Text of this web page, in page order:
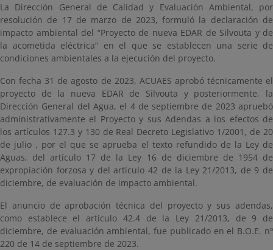
La Dirección General de Calidad y Evaluación Ambiental, por
resolución de 17 de marzo de 2023, formuló la declaración de
impacto ambiental del “Proyecto de nueva EDAR de Silvouta y de
la acometida eléctrica” en el que se establecen una serie de
condiciones ambientales a la ejecución del proyecto.
Con fecha 31 de agosto de 2023, ACUAES aprobó técnicamente el
proyecto de la nueva EDAR de Silvouta y posteriormente, la
Dirección General del Agua, el 4 de septiembre de 2023 apruebó
administrativamente el Proyecto y sus Adendas a los efectos de
los artículos 127.3 y 130 de Real Decreto Legislativo 1/2001, de 20
de julio , por el que se aprueba el texto refundido de la Ley de
Aguas, del artículo 17 de la Ley 16 de diciembre de 1954 de
expropiación forzosa y del artículo 42 de la Ley 21/2013, de 9 de
diciembre, de evaluación de impacto ambiental.
El anuncio de aprobación técnica del proyecto y sus adendas,
como establece el artículo 42.4 de la Ley 21/2013, de 9 de
diciembre, de evaluación ambiental, fue publicado en el B.O.E. nº
220 de 14 de septiembre de 2023.